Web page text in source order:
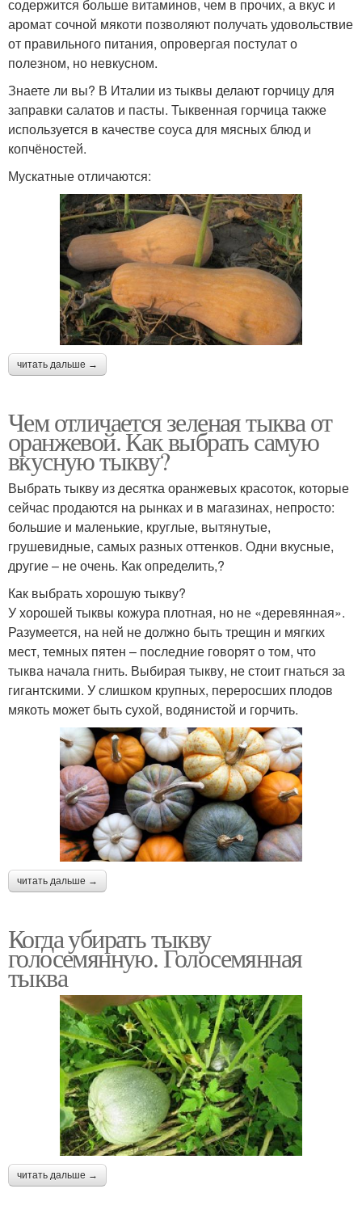
содержится больше витаминов, чем в прочих, а вкус и
аромат сочной мякоти позволяют получать удовольствие
от правильного питания, опровергая постулат о
полезном, но невкусном.
Знаете ли вы? В Италии из тыквы делают горчицу для
заправки салатов и пасты. Тыквенная горчица также
используется в качестве соуса для мясных блюд и
копчёностей.
Мускатные отличаются:
читать дальше →
Чем отличается зеленая тыква от
оранжевой. Как выбрать самую
вкусную тыкву?
Выбрать тыкву из десятка оранжевых красоток, которые
сейчас продаются на рынках и в магазинах, непросто:
большие и маленькие, круглые, вытянутые,
грушевидные, самых разных оттенков. Одни вкусные,
другие – не очень. Как определить,?
Как выбрать хорошую тыкву?
У хорошей тыквы кожура плотная, но не «деревянная».
Разумеется, на ней не должно быть трещин и мягких
мест, темных пятен – последние говорят о том, что
тыква начала гнить. Выбирая тыкву, не стоит гнаться за
гигантскими. У слишком крупных, переросших плодов
мякоть может быть сухой, водянистой и горчить.
читать дальше →
Когда убирать тыкву
голосемянную. Голосемянная
тыква
читать дальше →